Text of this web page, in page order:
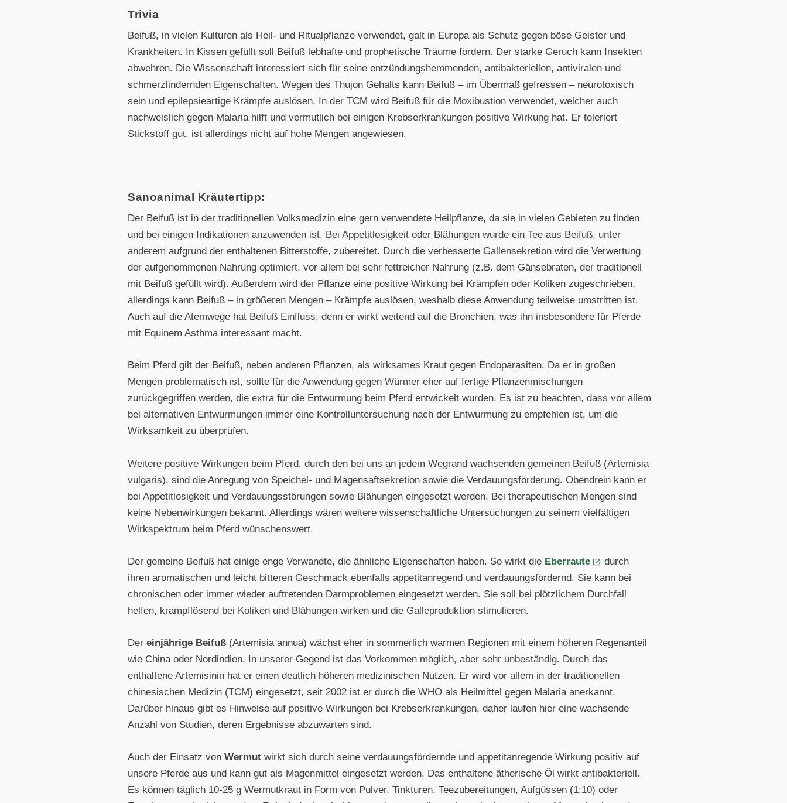
Trivia
Beifuß, in vielen Kulturen als Heil- und Ritualpflanze verwendet, galt in Europa als Schutz gegen böse Geister und
Krankheiten. In Kissen gefüllt soll Beifuß lebhafte und prophetische Träume fördern. Der starke Geruch kann Insekten
abwehren. Die Wissenschaft interessiert sich für seine entzündungshemmenden, antibakteriellen, antiviralen und
schmerzlindernden Eigenschaften. Wegen des Thujon Gehalts kann Beifuß – im Übermaß gefressen – neurotoxisch
sein und epilepsieartige Krämpfe auslösen. In der TCM wird Beifuß für die Moxibustion verwendet, welcher auch
nachweislich gegen Malaria hilft und vermutlich bei einigen Krebserkrankungen positive Wirkung hat. Er toleriert
Stickstoff gut, ist allerdings nicht auf hohe Mengen angewiesen.
Sanoanimal Kräutertipp:
Der Beifuß ist in der traditionellen Volksmedizin eine gern verwendete Heilpflanze, da sie in vielen Gebieten zu finden
und bei einigen Indikationen anzuwenden ist. Bei Appetitlosigkeit oder Blähungen wurde ein Tee aus Beifuß, unter
anderem aufgrund der enthaltenen Bitterstoffe, zubereitet. Durch die verbesserte Gallensekretion wird die Verwertung
der aufgenommenen Nahrung optimiert, vor allem bei sehr fettreicher Nahrung (z.B. dem Gänsebraten, der traditionell
mit Beifuß gefüllt wird). Außerdem wird der Pflanze eine positive Wirkung bei Krämpfen oder Koliken zugeschrieben,
allerdings kann Beifuß – in größeren Mengen – Krämpfe auslösen, weshalb diese Anwendung teilweise umstritten ist.
Auch auf die Atemwege hat Beifuß Einfluss, denn er wirkt weitend auf die Bronchien, was ihn insbesondere für Pferde
mit Equinem Asthma interessant macht.
Beim Pferd gilt der Beifuß, neben anderen Pflanzen, als wirksames Kraut gegen Endoparasiten. Da er in großen
Mengen problematisch ist, sollte für die Anwendung gegen Würmer eher auf fertige Pflanzenmischungen
zurückgegriffen werden, die extra für die Entwurmung beim Pferd entwickelt wurden. Es ist zu beachten, dass vor allem
bei alternativen Entwurmungen immer eine Kontrolluntersuchung nach der Entwurmung zu empfehlen ist, um die
Wirksamkeit zu überprüfen.
Weitere positive Wirkungen beim Pferd, durch den bei uns an jedem Wegrand wachsenden gemeinen Beifuß (Artemisia
vulgaris), sind die Anregung von Speichel- und Magensaftsekretion sowie die Verdauungsförderung. Obendrein kann er
bei Appetitlosigkeit und Verdauungsstörungen sowie Blähungen eingesetzt werden. Bei therapeutischen Mengen sind
keine Nebenwirkungen bekannt. Allerdings wären weitere wissenschaftliche Untersuchungen zu seinem vielfältigen
Wirkspektrum beim Pferd wünschenswert.
Der gemeine Beifuß hat einige enge Verwandte, die ähnliche Eigenschaften haben. So wirkt die Eberraute
durch
ihren aromatischen und leicht bitteren Geschmack ebenfalls appetitanregend und verdauungsfördernd. Sie kann bei
chronischen oder immer wieder auftretenden Darmproblemen eingesetzt werden. Sie soll bei plötzlichem Durchfall
helfen, krampflösend bei Koliken und Blähungen wirken und die Galleproduktion stimulieren.
Dereinjährige Beifuß (Artemisia annua) wächst eher in sommerlich warmen Regionen mit einem höheren Regenanteil
wie China oder Nordindien. In unserer Gegend ist das Vorkommen möglich, aber sehr unbeständig. Durch das
enthaltene Artemisinin hat er einen deutlich höheren medizinischen Nutzen. Er wird vor allem in der traditionellen
chinesischen Medizin (TCM) eingesetzt, seit 2002 ist er durch die WHO als Heilmittel gegen Malaria anerkannt.
Darüber hinaus gibt es Hinweise auf positive Wirkungen bei Krebserkrankungen, daher laufen hier eine wachsende
Anzahl von Studien, deren Ergebnisse abzuwarten sind.
Auch der Einsatz vonWermut wirkt sich durch seine verdauungsfördernde und appetitanregende Wirkung positiv auf
unsere Pferde aus und kann gut als Magenmittel eingesetzt werden. Das enthaltene ätherische Öl wirkt antibakteriell.
Es können täglich 10-25 g Wermutkraut in Form von Pulver, Tinkturen, Teezubereitungen, Aufgüssen (1:10) oder